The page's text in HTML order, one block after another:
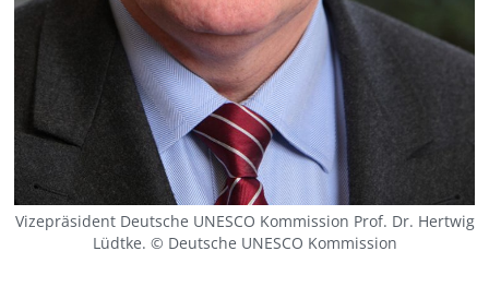
Vizepräsident Deutsche UNESCO Kommission Prof. Dr. Hertwig
Lüdtke. © Deutsche UNESCO Kommission